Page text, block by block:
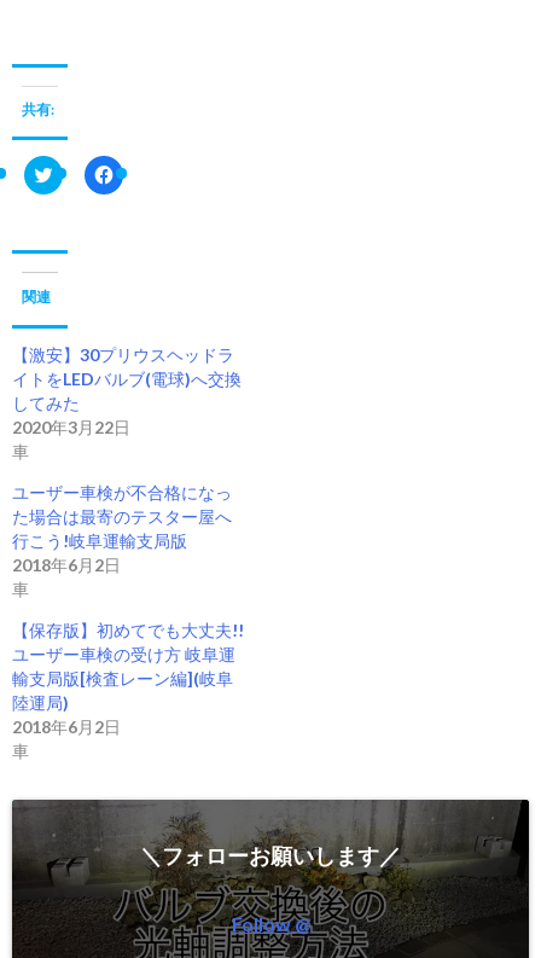
共有:
ク
リ
て
t
e
r
で
共
有
(
新
ウ
ィ
ン
ド
ウ
で
開
す
)
F
a
す
る
に
は
リ
ッ
て
く
だ
さ
い
(
新
ウ
ィ
ン
ド
ウ
開
き
関連
【激安】30プリウスヘッドラ
イトをLEDバルブ(電球)へ交換
してみた
2020年3月22日
車
ユーザー車検が不合格になっ
た場合は最寄のテスター屋へ
行こう!岐阜運輸支局版
2018年6月2日
車
【保存版】初めてでも大丈夫!!
ユーザー車検の受け方 岐阜運
輸支局版[検査レーン編](岐阜
陸運局)
2018年6月2日
車
＼フォローお願いします／
Follow @